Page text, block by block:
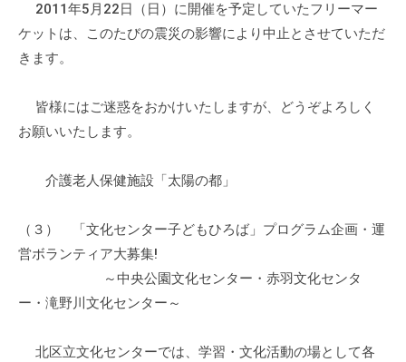
講
座
催
機
材
貸
2011年5月22日（日）に開催を予定していたフリーマー
ケットは、このたびの震災の影響により中止とさせていただ
きます。
皆様にはご迷惑をおかけいたしますが、どうぞよろしく
お願いいたします。
介護老人保健施設「太陽の都」
（３） 「文化センター子どもひろば」プログラム企画・運
営ボランティア大募集!
～中央公園文化センター・赤羽文化センタ
ー・滝野川文化センター～
北区立文化センターでは、学習・文化活動の場として各